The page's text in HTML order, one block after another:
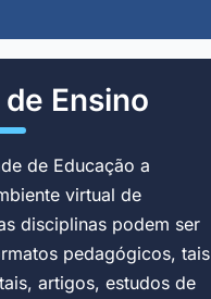
Ensino
de Educação a
virtual de
disciplinas podem ser
pedagógicos, tais
artigos, estudos de